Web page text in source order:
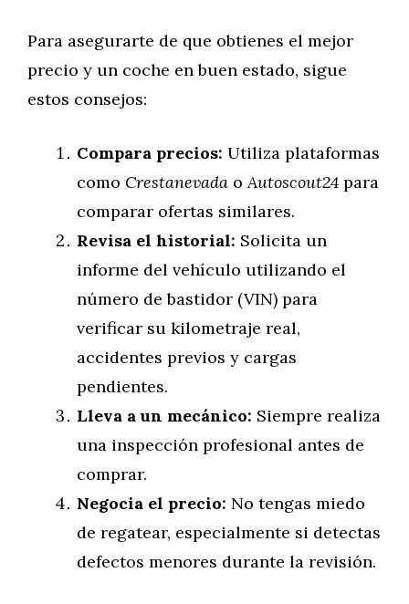
Para asegurarte de que obtienes el mejor
precio y un coche en buen estado, sigue
estos consejos:
Compara precios: Utiliza plataformas
como Crestanevada oAutoscout24 para
comparar ofertas similares.
Revisa el historial: Solicita un
informe del vehículo utilizando el
número de bastidor (VIN) para
verificar su kilometraje real,
accidentes previos y cargas
pendientes.
Lleva a un mecánico: Siempre realiza
una inspección profesional antes de
comprar.
Negocia el precio: No tengas miedo
de regatear, especialmente si detectas
defectos menores durante la revisión.